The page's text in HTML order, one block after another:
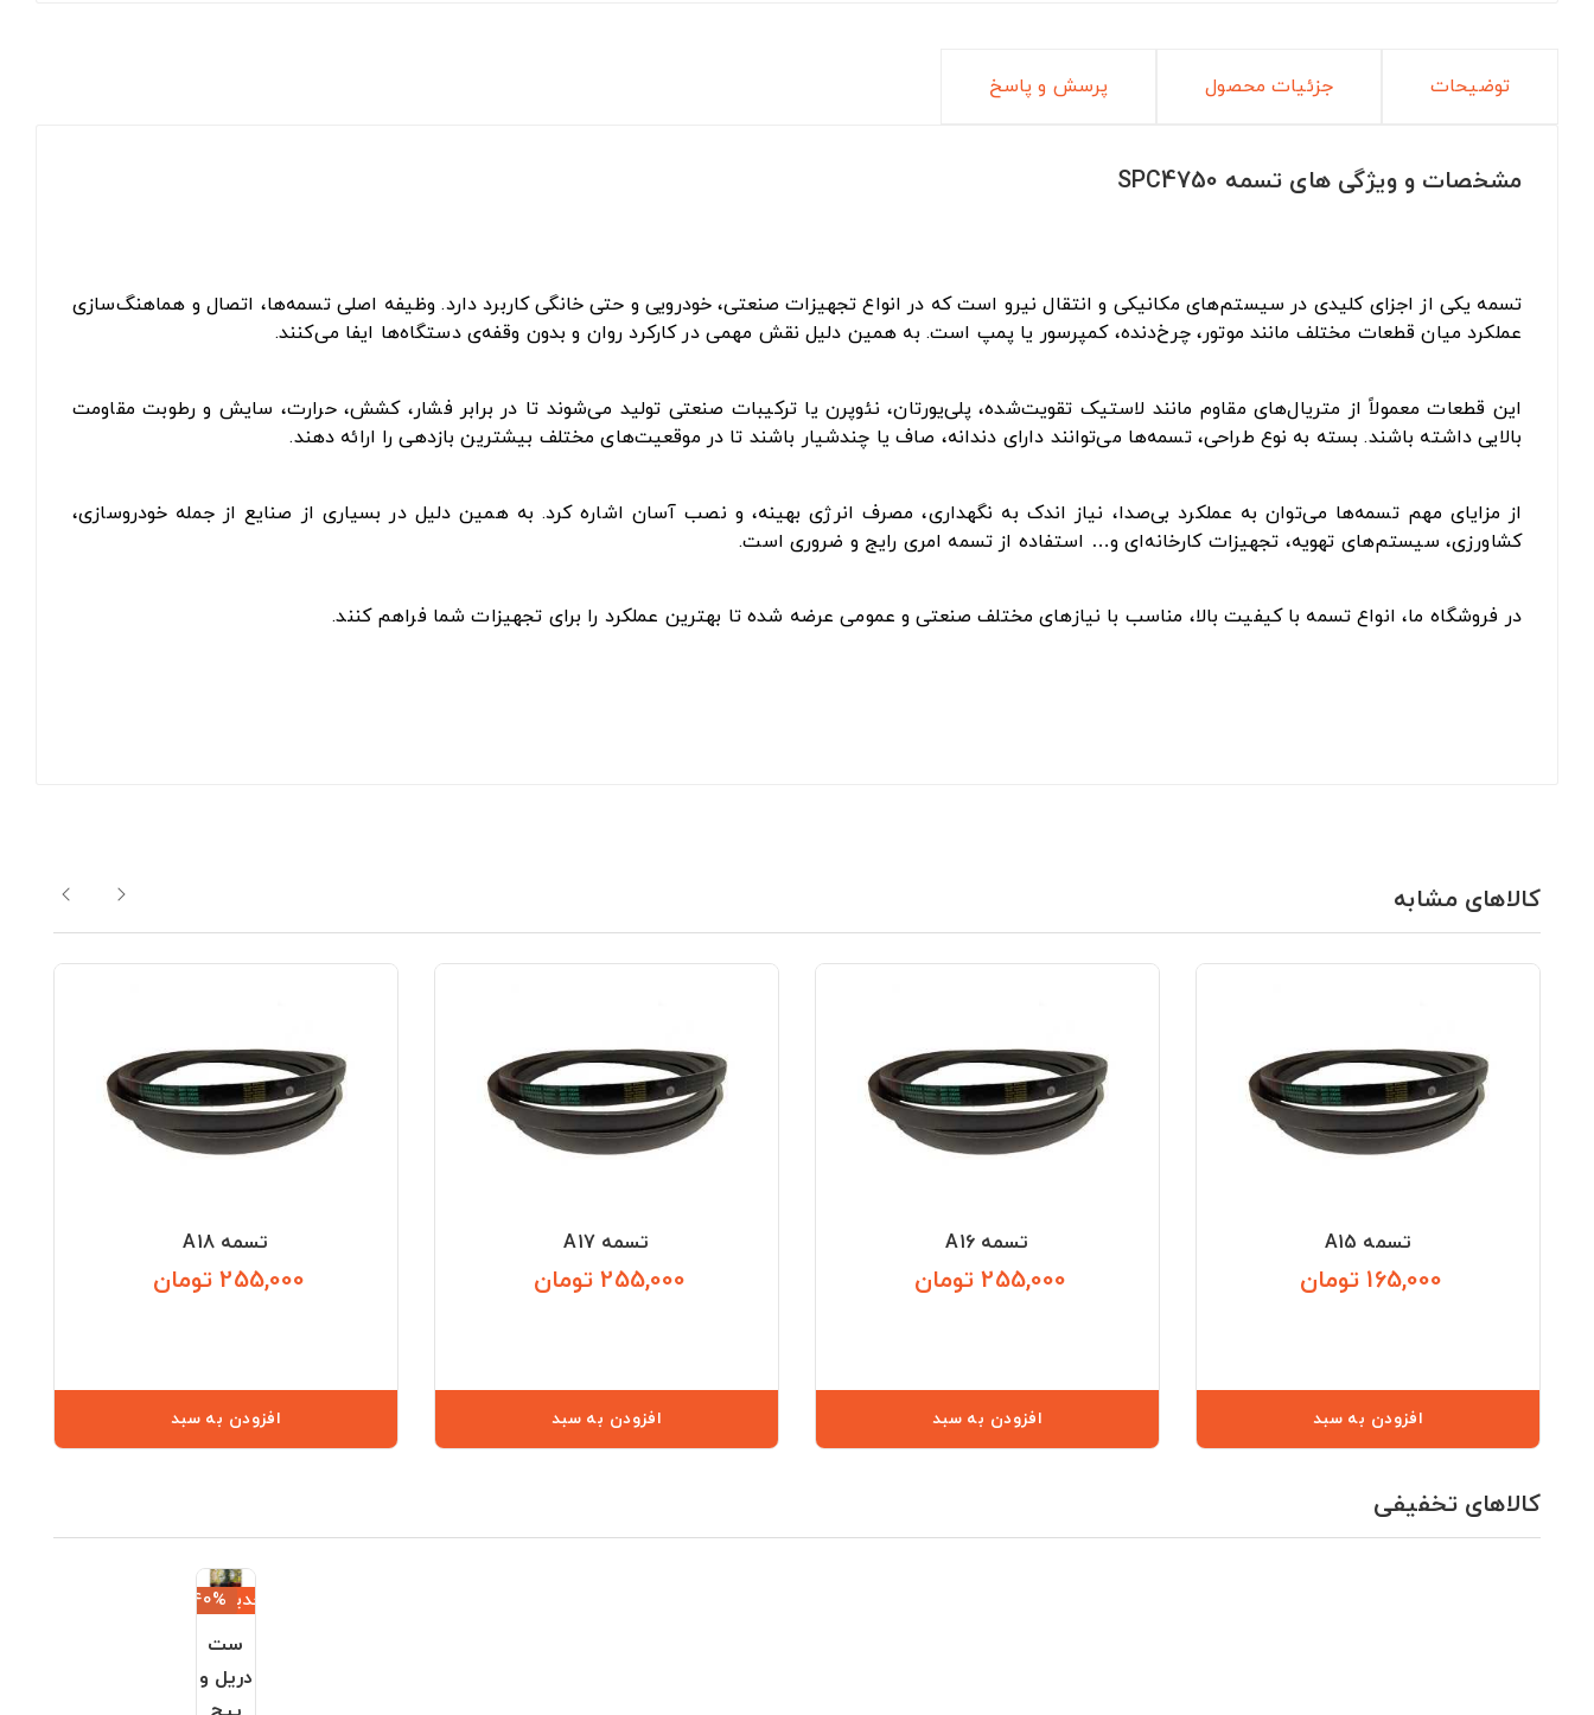
توضیحات جزئیات محصول پرسش و پاسخ
مشخصات و ویژگی های تسمه SPC4750
تسمه یکی از اجزای کلیدی در سیستم‌های مکانیکی و انتقال نیرو است که در انواع تجهیزات صنعتی، خودرویی و حتی خانگی کاربرد دارد. وظیفه اصلی تسمه‌ها، اتصال و هماهنگ‌سازی
عملکرد میان قطعات مختلف مانند موتور، چرخ‌دنده، کمپرسور یا پمپ است. به همین دلیل نقش مهمی در کارکرد روان و بدون وقفه‌ی دستگاه‌ها ایفا می‌کنند.
این قطعات معمولاً از متریال‌های مقاوم مانند لاستیک تقویت‌شده، پلی‌یورتان، نئوپرن یا ترکیبات صنعتی تولید می‌شوند تا در برابر فشار، کشش، حرارت، سایش و رطوبت مقاومت
بالایی داشته باشند. بسته به نوع طراحی، تسمه‌ها می‌توانند دارای دندانه، صاف یا چندشیار باشند تا در موقعیت‌های مختلف بیشترین بازدهی را ارائه دهند.
از مزایای مهم تسمه‌ها می‌توان به عملکرد بی‌صدا، نیاز اندک به نگهداری، مصرف انرژی بهینه، و نصب آسان اشاره کرد. به همین دلیل در بسیاری از صنایع از جمله خودروسازی،
کشاورزی، سیستم‌های تهویه، تجهیزات کارخانه‌ای و… استفاده از تسمه امری رایج و ضروری است.
در فروشگاه ما، انواع تسمه با کیفیت بالا، مناسب با نیازهای مختلف صنعتی و عمومی عرضه شده تا بهترین عملکرد را برای تجهیزات شما فراهم کنند.
کالاهای مشابه
تسمه A15
165,000 تومان
افزودن به سبد
تسمه A16
255,000 تومان
افزودن به سبد
تسمه A17
255,000 تومان
افزودن به سبد
تسمه A18
255,000 تومان
افزودن به سبد
کالاهای تخفیفی
جدید‎−40%
ست
دریل و